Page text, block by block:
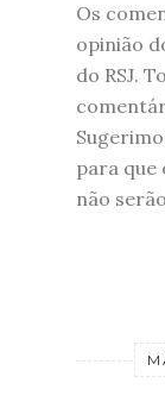
Os
opinião
do RSJ.
para que
não